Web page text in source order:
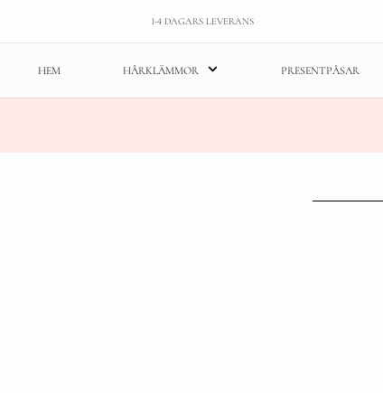
1-4 DAGARS LEVERANS
HEM HÅRKLÄMMOR PRESENTPÅSAR